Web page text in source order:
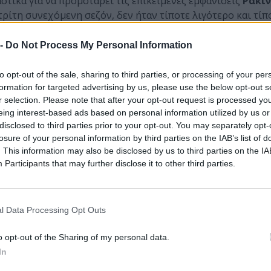
Do Not Process My Personal Information
opt-out of the sale, sharing to third parties, or processing of your
for targeted advertising by us, please use the below opt-out
selection. Please note that after your opt-out request is processed
interest-based ads based on personal information utilized by us
to third parties prior to your opt-out. You may separately
of your personal information by third parties on the IAB’s list of
This information may also be disclosed by us to third parties on the
Participants that may further disclose it to other third parties.
Data Processing Opt Outs
opt-out of the Sharing of my personal data.
συνεχόμενη σεζόν, δεν ήταν τίποτε λιγότερο και
κάτω από το ολόγιομο φεγγάρι για να ακούσει…
Απλά έφτιαχναν πιασάρικα για την εποχή
στα ραδιόφωνα της εποχής. Από τον «
να φοράει όπως αποκάλυψε 22 χρόνια μετά τη
ένα army παντελόνι με σφιχτή ζώνη που μύριζε
της ‘80ς-’90ς καριέρας του (από τη Νανά και το Δεν
«Το κορίτσι μου». Όλα αυτά με background ένα
τα εξαιρετικά είναι η αλήθεια γραφικά της
Χαριτοδιπλωμένοςμε τη βοήθεια τηςΔάφνης
τη φανέλα σε μία τίμια εμφάνιση που ξεκίνησε με
Βραδινό μπανάκι, τη διασκευή του Nothing gona stop
με ένα -σχεδόν- medley από δικά του τραγούδια που
(που επιστράτευσαν από παραδοσιακά 80ς